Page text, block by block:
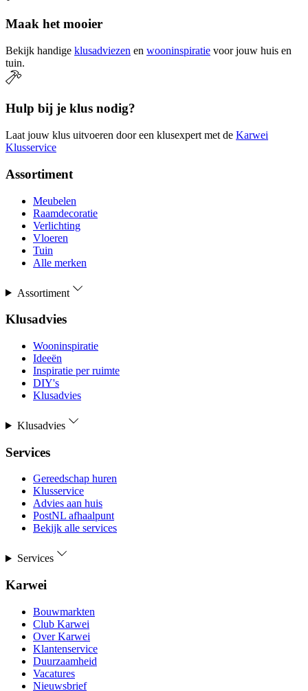
Maak het mooier
Bekijk handige klusadviezen en wooninspiratie voor jouw huis en
tuin.
Hulp bij je klus nodig?
Laat jouw klus uitvoeren door een klusexpert met de Karwei
Klusservice
Assortiment
Meubelen
Raamdecoratie
Verlichting
Vloeren
Tuin
Alle merken
Assortiment
Klusadvies
Wooninspiratie
Ideeën
Inspiratie per ruimte
DIY's
Klusadvies
Klusadvies
Services
Gereedschap huren
Klusservice
Advies aan huis
PostNL afhaalpunt
Bekijk alle services
Services
Karwei
Bouwmarkten
Club Karwei
Over Karwei
Klantenservice
Duurzaamheid
Vacatures
Nieuwsbrief